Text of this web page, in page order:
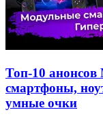
Топ-10
смартфоны,
умные очки